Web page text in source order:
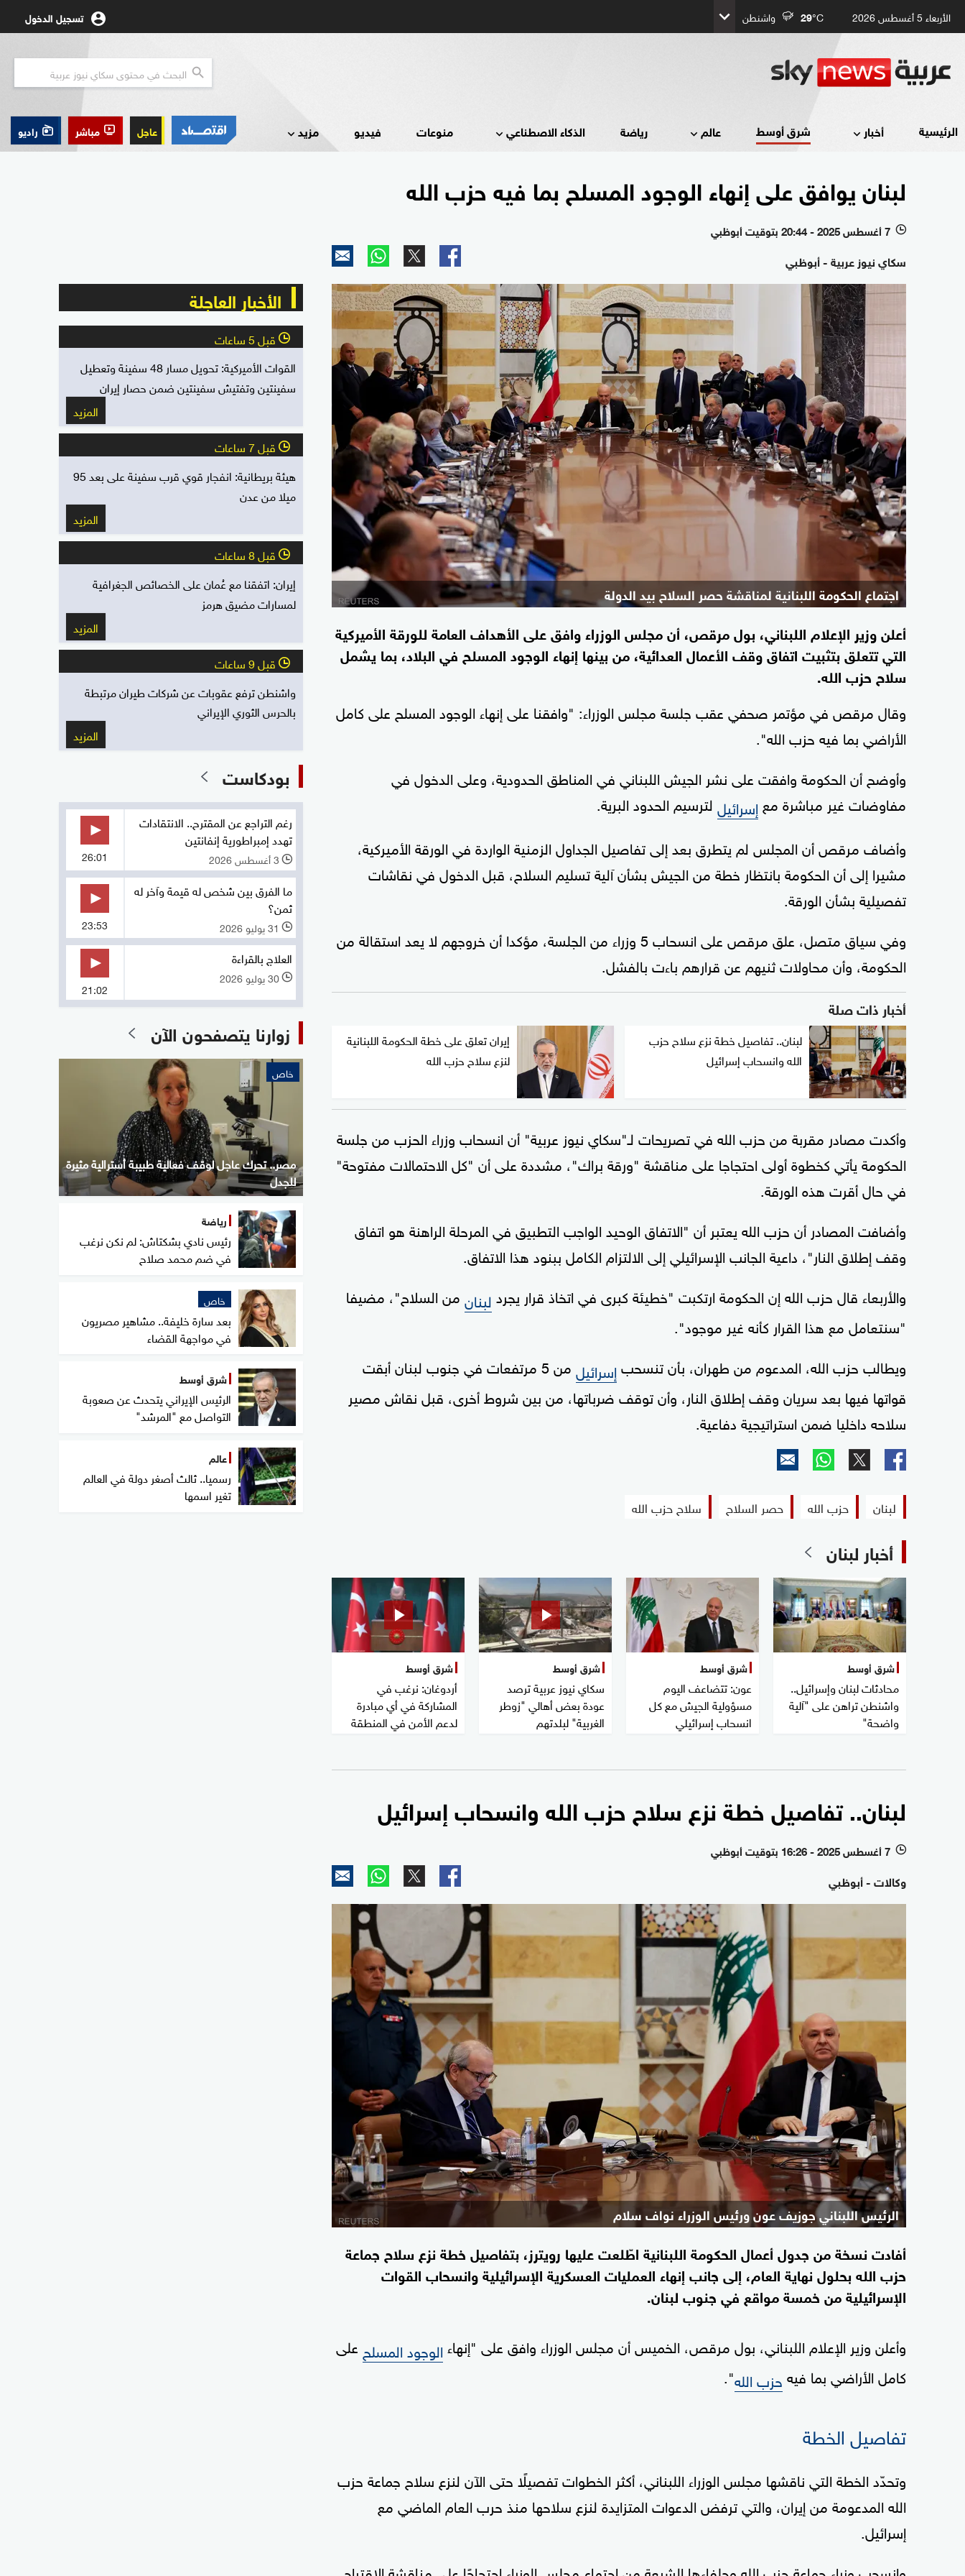
الأربعاء 5 أغسطس 2026 29°C واشنطن تسجيل الدخول
الرئيسية أخبار شرق أوسط عالم رياضة الذكاء الاصطناعي منوعات فيديو مزيد عاجل مباشر راديو
لبنان يوافق على إنهاء الوجود المسلح بما فيه حزب الله
l 7 أغسطس 2025 - 20:44 بتوقيت أبوظبي
سكاي نيوز عربية - أبوظبي
اجتماع الحكومة اللبنانية لمناقشة حصر السلاح بيد الدولة
أعلن وزير الإعلام اللبناني، بول مرقص، أن مجلس الوزراء وافق على الأهداف العامة للورقة الأميركية
التي تتعلق بتثبيت اتفاق وقف الأعمال العدائية، من بينها إنهاء الوجود المسلح في البلاد، بما يشمل
سلاح حزب الله.
وقال مرقص في مؤتمر صحفي عقب جلسة مجلس الوزراء: "وافقنا على إنهاء الوجود المسلح على كامل
الأراضي بما فيه حزب الله".
وأوضح أن الحكومة وافقت على نشر الجيش اللبناني في المناطق الحدودية، وعلى الدخول في
مفاوضات غير مباشرة مع إسرائيل لترسيم الحدود البرية.
وأضاف مرقص أن المجلس لم يتطرق بعد إلى تفاصيل الجداول الزمنية الواردة في الورقة الأميركية،
مشيرا إلى أن الحكومة بانتظار خطة من الجيش بشأن آلية تسليم السلاح، قبل الدخول في نقاشات
تفصيلية بشأن الورقة.
وفي سياق متصل، علق مرقص على انسحاب 5 وزراء من الجلسة، مؤكدا أن خروجهم لا يعد استقالة من
الحكومة، وأن محاولات ثنيهم عن قرارهم باءت بالفشل.
أخبار ذات صلة
لبنان.. تفاصيل خطة نزع سلاح حزب
الله وانسحاب إسرائيل
إيران تعلق على خطة الحكومة اللبنانية
لنزع سلاح حزب الله
وأكدت مصادر مقربة من حزب الله في تصريحات لـ"سكاي نيوز عربية" أن انسحاب وزراء الحزب من جلسة
الحكومة يأتي كخطوة أولى احتجاجا على مناقشة "ورقة براك"، مشددة على أن "كل الاحتمالات مفتوحة"
في حال أقرت هذه الورقة.
وأضافت المصادر أن حزب الله يعتبر أن "الاتفاق الوحيد الواجب التطبيق في المرحلة الراهنة هو اتفاق
وقف إطلاق النار"، داعية الجانب الإسرائيلي إلى الالتزام الكامل ببنود هذا الاتفاق.
والأربعاء قال حزب الله إن الحكومة ارتكبت "خطيئة كبرى في اتخاذ قرار يجرد لبنان من السلاح"، مضيفا
"سنتعامل مع هذا القرار كأنه غير موجود".
ويطالب حزب الله، المدعوم من طهران، بأن تنسحب إسرائيل
من 5 مرتفعات في جنوب لبنان أبقت
قواتها فيها بعد سريان وقف إطلاق النار، وأن توقف ضرباتها، من بين شروط أخرى، قبل نقاش مصير
سلاحه داخليا ضمن استراتيجية دفاعية.
لبنان حزب الله حصر السلاح سلاح حزب الله
أخبار لبنان
شرق أوسط
محادثات لبنان وإسرائيل..
واشنطن تراهن على "آلية
واضحة"
شرق أوسط
عون: تتضاعف اليوم
مسؤولية الجيش مع كل
انسحاب إسرائيلي
شرق أوسط
سكاي نيوز عربية ترصد
عودة بعض أهالي "زوطر
الغربية" لبلدتهم
شرق أوسط
أردوغان: نرغب في
المشاركة في أي مبادرة
لدعم الأمن في المنطقة
لبنان.. تفاصيل خطة نزع سلاح حزب الله وانسحاب إسرائيل
l 7 أغسطس 2025 - 16:26 بتوقيت أبوظبي
وكالات - أبوظبي
الرئيس اللبناني جوزيف عون ورئيس الوزراء نواف سلام
أفادت نسخة من جدول أعمال الحكومة اللبنانية اطّلعت عليها رويترز، بتفاصيل خطة نزع سلاح جماعة
حزب الله بحلول نهاية العام، إلى جانب إنهاء العمليات العسكرية الإسرائيلية وانسحاب القوات
الإسرائيلية من خمسة مواقع في جنوب لبنان.
وأعلن وزير الإعلام اللبناني، بول مرقص، الخميس أن مجلس الوزراء وافق على "إنهاء الوجود المسلح على
كامل الأراضي بما فيه حزب الله".
تفاصيل الخطة
وتحدّد الخطة التي ناقشها مجلس الوزراء اللبناني، أكثر الخطوات تفصيلًا حتى الآن لنزع سلاح جماعة حزب
الله المدعومة من إيران، والتي ترفض الدعوات المتزايدة لنزع سلاحها منذ حرب العام الماضي مع
إسرائيل.
وانسحب وزراء جماعة حزب الله وحلفاءها الشيعة من اجتماع مجلس الوزراء احتجاجًا على مناقشة الاقتراح.
الأخبار العاجلة
l قبل 5 ساعات
القوات الأميركية: تحويل مسار 48 سفينة وتعطيل
سفينتين وتفتيش سفينتين ضمن حصار إيران
المزيد
l قبل 7 ساعات
هيئة بريطانية: انفجار قوي قرب سفينة على بعد 95
ميلا من عدن
المزيد
l قبل 8 ساعات
إيران: اتفقنا مع عُمان على الخصائص الجغرافية
لمسارات مضيق هرمز
المزيد
l قبل 9 ساعات
واشنطن ترفع عقوبات عن شركات طيران مرتبطة
بالحرس الثوري الإيراني
المزيد
بودكاست
رغم التراجع عن المقترح.. الانتقادات
تهدد إمبراطورية إنفانتين
l 3 أغسطس 2026 26:01
ما الفرق بين شخص له قيمة وآخر له
ثمن؟
l 31 يوليو 2026 23:53
العلاج بالقراءة
l 30 يوليو 2026
21:02
زوارنا يتصفحون الآن
خاص
مصر.. تحرك عاجل لوقف فعالية طبيبة أسترالية مثيرة
للجدل
رياضة
رئيس نادي بشكتاش: لم نكن نرغب
في ضم محمد صلاح
خاص
بعد سارة خليفة.. مشاهير مصريون
في مواجهة القضاء
شرق أوسط
الرئيس الإيراني يتحدث عن صعوبة
التواصل مع "المرشد"
عالم
رسميا.. ثالث أصغر دولة في العالم
تغير اسمها